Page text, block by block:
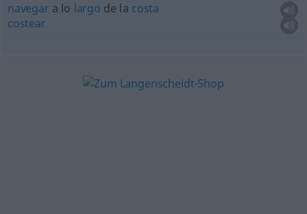
navegar a lo largo de la costa
costear